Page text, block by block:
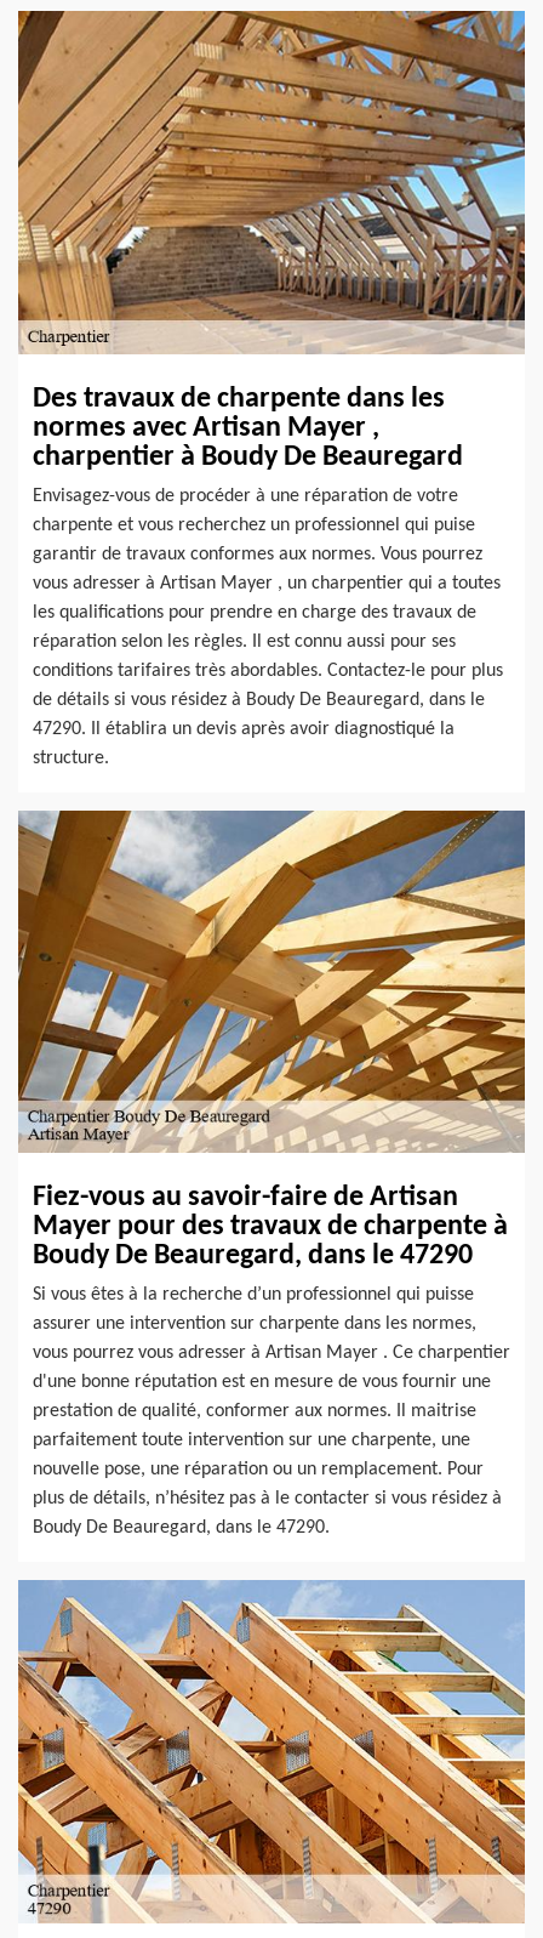
Des travaux de charpente dans les
normes avec Artisan Mayer ,
charpentier à Boudy De Beauregard
Envisagez-vous de procéder à une réparation de votre
charpente et vous recherchez un professionnel qui puise
garantir de travaux conformes aux normes. Vous pourrez
vous adresser à Artisan Mayer , un charpentier qui a toutes
les qualifications pour prendre en charge des travaux de
réparation selon les règles. Il est connu aussi pour ses
conditions tarifaires très abordables. Contactez-le pour plus
de détails si vous résidez à Boudy De Beauregard, dans le
47290. Il établira un devis après avoir diagnostiqué la
structure.
Fiez-vous au savoir-faire de Artisan
Mayer pour des travaux de charpente à
Boudy De Beauregard, dans le 47290
Si vous êtes à la recherche d’un professionnel qui puisse
assurer une intervention sur charpente dans les normes,
vous pourrez vous adresser à Artisan Mayer . Ce charpentier
d'une bonne réputation est en mesure de vous fournir une
prestation de qualité, conformer aux normes. Il maitrise
parfaitement toute intervention sur une charpente, une
nouvelle pose, une réparation ou un remplacement. Pour
plus de détails, n’hésitez pas à le contacter si vous résidez à
Boudy De Beauregard, dans le 47290.